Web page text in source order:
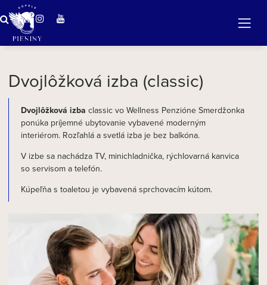
Zázračná voda v Pieninách
Dvojlôžková izba (classic)
Dvojlôžková izba classic vo Wellness Penzióne Smerdžonka
ponúka príjemné ubytovanie vybavené moderným
interiérom. Rozľahlá a svetlá izba je bez balkóna.
V izbe sa nachádza TV, minichladnička, rýchlovarná kanvica
so servisom a telefón.
Kúpeľňa s toaletou je vybavená sprchovacím kútom.